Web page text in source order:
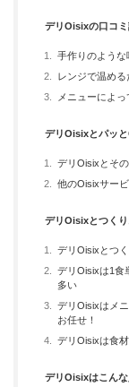
デリOisixの口コミ
手作りのよう
レンジで温め
メニューによ
デリOisixとパッ
デリOisixとそ
他のOisixサー
デリOisixとつく
デリOisixとつ
デリOisixは1食
多い
デリOisixはメ
お任せ！
デリOisixは食
デリOisixはこん